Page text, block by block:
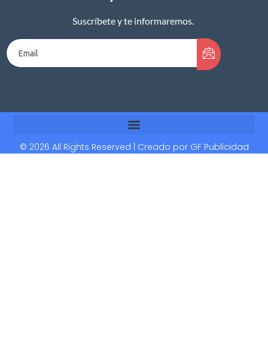
Suscríbete y te informaremos.
© 2026 All Rights Reserved | Creado por GF Publicidad